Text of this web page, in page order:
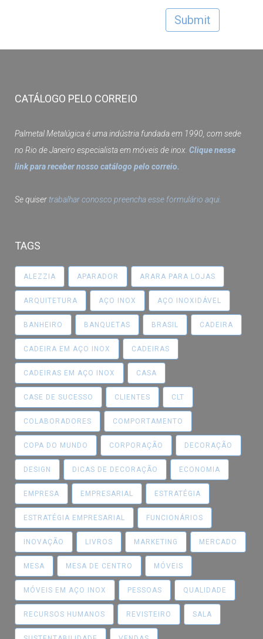
CATÁLOGO PELO CORREIO
Palmetal Metalúgica é uma indústria fundada em 1990, com sede
no Rio de Janeiro especialista em móveis de inox. Clique nesse
link para receber nosso catálogo pelo correio.
Se quisertrabalhar conosco preencha esse formulário aqui.
TAGS
ALEZZIA APARADOR ARARA PARA LOJAS
ARQUITETURA AÇO INOX AÇO INOXIDÁVEL
BANHEIRO BANQUETAS BRASIL CADEIRA
CADEIRA EM AÇO INOX CADEIRAS
CADEIRAS EM AÇO INOX CASA
CASE DE SUCESSO CLIENTES CLT
COLABORADORES COMPORTAMENTO
COPA DO MUNDO CORPORAÇÃO DECORAÇÃO
DESIGN DICAS DE DECORAÇÃO ECONOMIA
EMPRESA EMPRESARIAL ESTRATÉGIA
ESTRATÉGIA EMPRESARIAL FUNCIONÁRIOS
INOVAÇÃO LIVROS MARKETING MERCADO
MESA MESA DE CENTRO MÓVEIS
MÓVEIS EM AÇO INOX PESSOAS QUALIDADE
RECURSOS HUMANOS REVISTEIRO SALA